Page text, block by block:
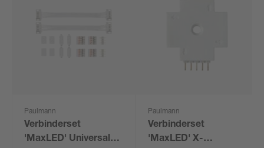
Paulmann
Verbinderset
'MaxLED' Universal
Paulmann
Verbinderset
'MaxLED' X-